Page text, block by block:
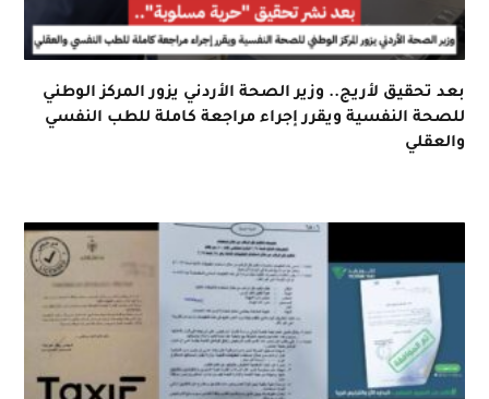
بعد تحقيق لأريج.. وزير الصحة الأردني يزور المركز الوطني
للصحة النفسية ويقرر إجراء مراجعة كاملة للطب النفسي
والعقلي